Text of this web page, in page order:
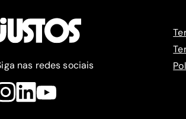
nas redes sociais